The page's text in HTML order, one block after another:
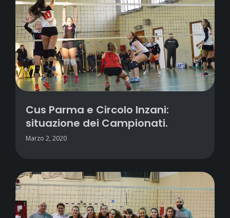
Cus Parma e Circolo Inzani:
situazione dei Campionati.
Marzo 2, 2020